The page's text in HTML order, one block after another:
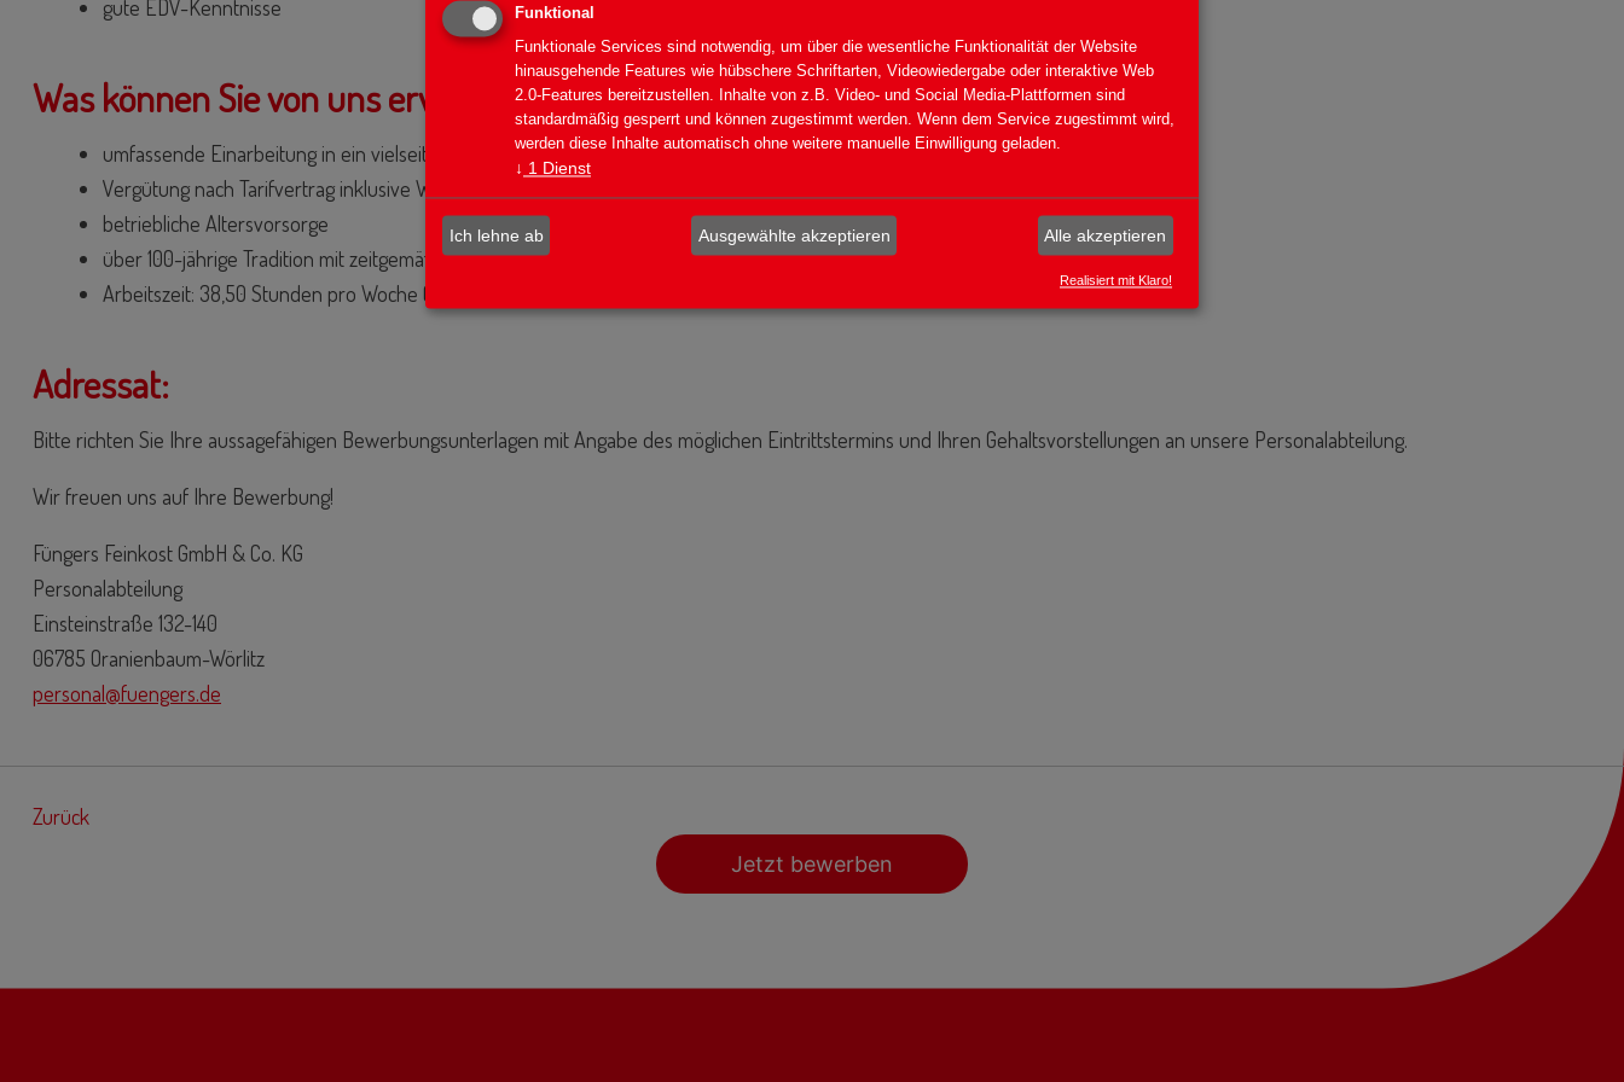
gute EDV-Kenntnisse
Was können Sie von uns erwarten?
umfassende Einarbeitung in ein vielseitiges und interessantes Aufgabenfeld
Vergütung nach Tarifvertrag inklusive Weihnachts- und Urlaubsgeld
betriebliche Altersvorsorge
über 100-jährige Tradition mit zeitgemäßer Ausrichtung
Arbeitszeit: 38,50 Stunden pro Woche (Wechselschicht), ab 01.07.2026: 38,00 Stunden pro Woche
Adressat:
Bitte richten Sie Ihre aussagefähigen Bewerbungsunterlagen mit Angabe des möglichen Eintrittstermins und Ihren Gehaltsvorstellungen an unsere Personalabteilung.
Wir freuen uns auf Ihre Bewerbung!
Füngers Feinkost GmbH & Co. KG
Personalabteilung
Einsteinstraße 132-140
06785 Oranienbaum-Wörlitz
personal@fuengers.de
Zurück
Jetzt bewerben
Funktional
Funktionale Services sind notwendig, um über die wesentliche Funktionalität der Website
hinausgehende Features wie hübschere Schriftarten, Videowiedergabe oder interaktive Web
2.0-Features bereitzustellen. Inhalte von z.B. Video- und Social Media-Plattformen sind
standardmäßig gesperrt und können zugestimmt werden. Wenn dem Service zugestimmt wird,
werden diese Inhalte automatisch ohne weitere manuelle Einwilligung geladen.
↓ 1 Dienst
Ich lehne ab Ausgewählte akzeptieren Alle akzeptieren
Realisiert mit Klaro!